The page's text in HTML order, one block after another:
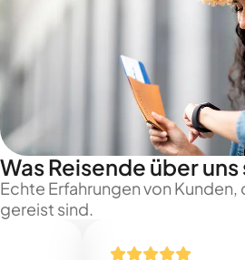
Was Reisende über uns
Echte Erfahrungen von
gereist sind.